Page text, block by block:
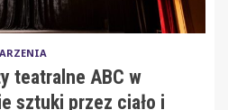
teatralne ABC w
sztuki przez ciało i